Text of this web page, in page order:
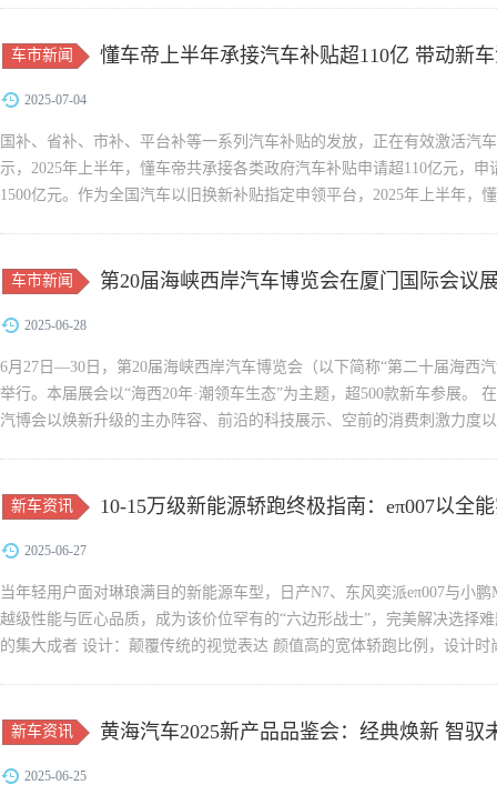
车市新闻 懂车帝上半年承接汽车补贴超110亿 带动新
2025-07-04
国补、省补、市补、平台补等一系列汽车补贴的发放，正在有效激活汽
示，2025年上半年，懂车帝共承接各类政府汽车补贴申请超110亿元，
1500亿元。作为全国汽车以旧换新补贴指定申领平台，2025年上半年，
车市新闻 第20届海峡西岸汽车博览会在厦门国际会议
2025-06-28
6月27日—30日，第20届海峡西岸汽车博览会（以下简称“第二十届海西
举行。本届展会以“海西20年·潮领车生态”为主题，超500款新车参展。
汽博会以焕新升级的主办阵容、前沿的科技展示、空前的消费刺激力度
新车资讯 10-15万级新能源轿跑终极指南：eπ007以全
2025-06-27
当年轻用户面对琳琅满目的新能源车型，日产N7、东风奕派eπ007与小
越级性能与匠心品质，成为该价位罕有的“六边形战士”，完美解决选择
的集大成者 设计：颠覆传统的视觉表达 颜值高的宽体轿跑比例，设计
新车资讯 黄海汽车2025新产品品鉴会：经典焕新 智驭
2025-06-25